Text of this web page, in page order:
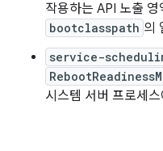
작용하는 API 노출
bootclasspath 의
service-
시스템 서버 프로세